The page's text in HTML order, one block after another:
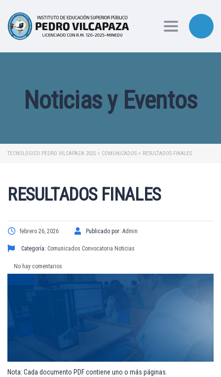
Toggle
Noticias y Eventos
TECNOLOGICO PEDRO VILCAPAZA 2025 > COMUNICADOS > RESULTADOS FINALES
RESULTADOS FINALES
febrero 26, 2026 Publicado por: Admin
Categoría: Comunicados Convocatoria Noticias
No hay comentarios
Nota: Cada documento PDF contiene uno o más páginas.